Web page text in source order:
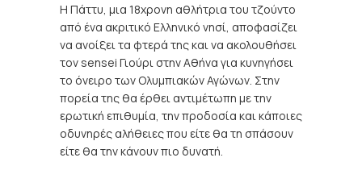
Η Πάττυ, μια 18χρονη αθλήτρια του τζούντο
από ένα ακριτικό Ελληνικό νησί, αποφασίζει
να ανοίξει τα φτερά της και να ακολουθήσει
τον sensei Γιούρι στην Αθήνα για κυνηγήσει
το όνειρο των Ολυμπιακών Αγώνων. Στην
πορεία της θα έρθει αντιμέτωπη με την
ερωτική επιθυμία, την προδοσία και κάποιες
οδυνηρές αλήθειες που είτε θα τη σπάσουν
είτε θα την κάνουν πιο δυνατή.